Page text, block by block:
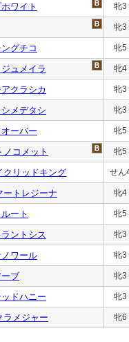
ワイト 牝3
牝3
グチコ 牝5
ュメイラ 牝4
クラシカ 牝3
シメデタシ 牝3
ーバー 牝5
ノコメット 牝5
クリッドキング せん
ートレジーナ 牝4
ート 牝5
ントシス 牝3
ワール 牝3
ブ 牝3
ッドハニー 牝3
ラメジャー 牝6